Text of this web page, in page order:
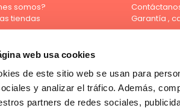
web usa cookies
de este sitio web se usan para
y analizar el tráfico. Además,
partners de redes sociales,
somos?
tiendas
Garantía ,
Compra con